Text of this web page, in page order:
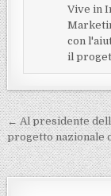
Vive in
con
il
← Al presidente
progetto nazionale